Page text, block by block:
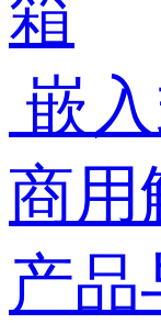
箱
嵌
商用
产品